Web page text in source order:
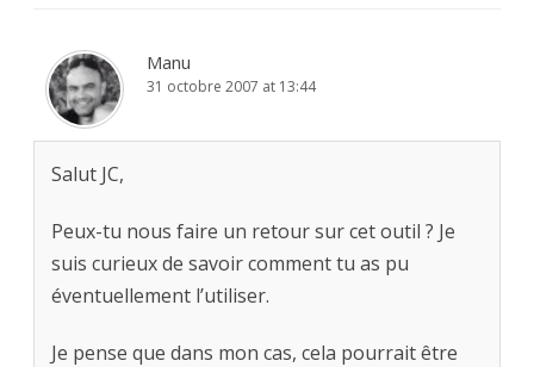
Manu
31 octobre 2007 at 13:44
Salut JC,
Peux-tu nous faire un retour sur cet outil ? Je
suis curieux de savoir comment tu as pu
éventuellement l’utiliser.
Je pense que dans mon cas, cela pourrait être